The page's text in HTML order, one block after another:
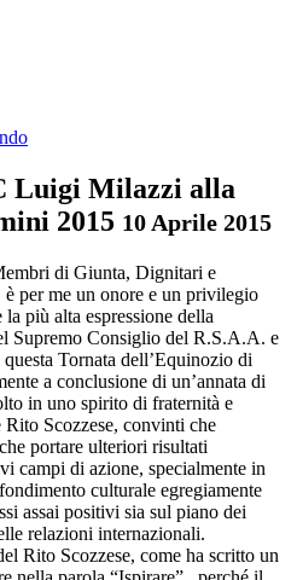
Luigi Milazzi alla
2015 10 Aprile 2015
di Giunta, Dignitari e
per me un onore e un privilegio
più alta espressione della
Supremo Consiglio del R.S.A.A. e
Tornata dell’Equinozio di
a conclusione di un’annata di
in uno spirito di fraternità e
Scozzese, convinti che
portare ulteriori risultati
campi di azione, specialmente in
culturale egregiamente
assai positivi sia sul piano dei
relazioni internazionali.
Rito Scozzese, come ha scritto un